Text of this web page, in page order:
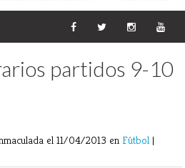
partidos 9-10
el 11/04/2013 en Fútbol |